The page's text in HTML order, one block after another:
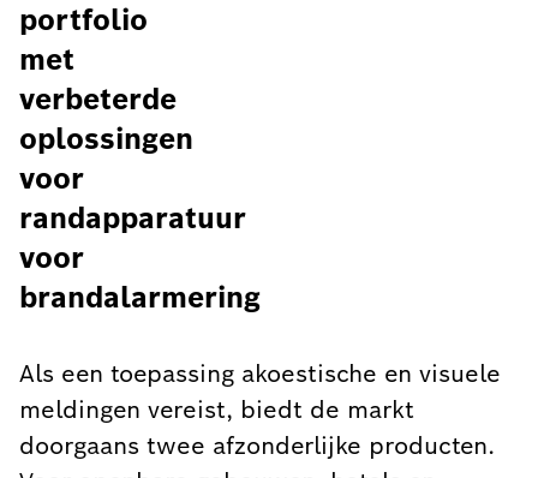
portfolio
met
verbeterde
oplossingen
voor
randapparatuur
voor
brandalarmering
Als een toepassing akoestische en visuele
meldingen vereist, biedt de markt
doorgaans twee afzonderlijke producten.